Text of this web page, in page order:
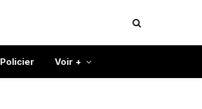
Policier Voir +